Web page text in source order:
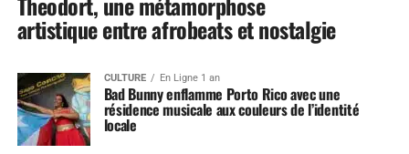
artistique entre afrobeats et nostalgie
CULTURE En Ligne 1 an
Bad Bunny enflamme Porto Rico avec une
résidence musicale aux couleurs de l’identité
locale